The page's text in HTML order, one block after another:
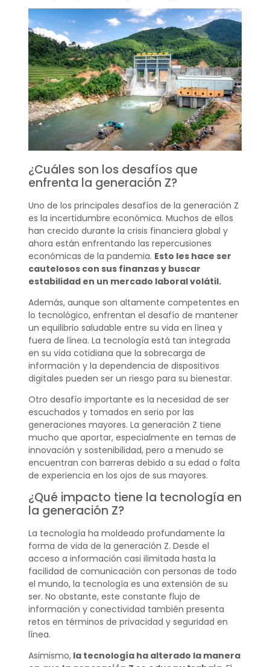
¿Cuáles son los desafíos que
enfrenta la generación Z?
Uno de los principales desafíos de la generación Z
es la incertidumbre económica. Muchos de ellos
han crecido durante la crisis financiera global y
ahora están enfrentando las repercusiones
económicas de la pandemia. Esto les hace ser
cautelosos con sus finanzas y buscar
estabilidad en un mercado laboral volátil.
Además, aunque son altamente competentes en
lo tecnológico, enfrentan el desafío de mantener
un equilibrio saludable entre su vida en línea y
fuera de línea. La tecnología está tan integrada
en su vida cotidiana que la sobrecarga de
información y la dependencia de dispositivos
digitales pueden ser un riesgo para su bienestar.
Otro desafío importante es la necesidad de ser
escuchados y tomados en serio por las
generaciones mayores. La generación Z tiene
mucho que aportar, especialmente en temas de
innovación y sostenibilidad, pero a menudo se
encuentran con barreras debido a su edad o falta
de experiencia en los ojos de sus mayores.
¿Qué impacto tiene la tecnología en
la generación Z?
La tecnología ha moldeado profundamente la
forma de vida de la generación Z. Desde el
acceso a información casi ilimitada hasta la
facilidad de comunicación con personas de todo
el mundo, la tecnología es una extensión de su
ser. No obstante, este constante flujo de
información y conectividad también presenta
retos en términos de privacidad y seguridad en
línea.
Asimismo,la tecnología ha alterado la manera